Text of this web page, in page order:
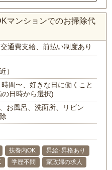
マンションでのお掃除代
交通費支給、前払い制度あり
）
間〜、好きな日に働くこと
日時から選択)
お風呂、洗面所、リビン
扶養内OK
昇給･昇格あり
学歴不問
家政婦の求人